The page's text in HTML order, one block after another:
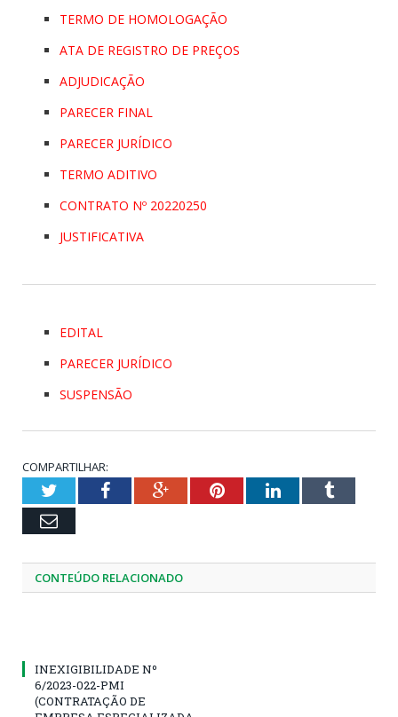
TERMO DE HOMOLOGAÇÃO
ATA DE REGISTRO DE PREÇOS
ADJUDICAÇÃO
PARECER FINAL
PARECER JURÍDICO
TERMO ADITIVO
CONTRATO Nº 20220250
JUSTIFICATIVA
EDITAL
PARECER JURÍDICO
SUSPENSÃO
COMPARTILHAR:
TwitterFacebookGoogle+PinterestLinkedInTumblr
Email
CONTEÚDO RELACIONADO
INEXIGIBILIDADE Nº
6/2023-022-PMI
(CONTRATAÇÃO DE